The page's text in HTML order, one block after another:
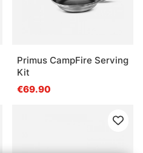
Primus CampFire Serving
Kit
€69.90